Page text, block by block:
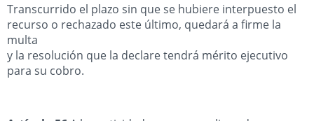
Transcurrido el plazo sin que se hubiere interpuesto el
recurso o rechazado este último, quedará a firme la
multa
y la resolución que la declare tendrá mérito ejecutivo
para su cobro.